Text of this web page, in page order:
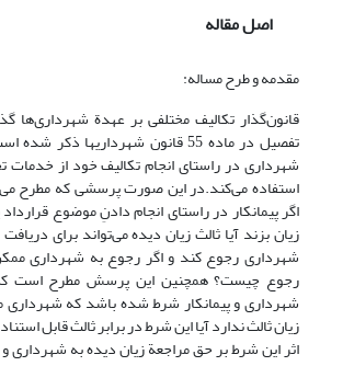
اصل مقاله
مقدمه و طرح مساله:
قانون‌گذار تکالیف مختلفی بر عهدة شهرداری‌ها
تفصیل در ماده 55 قانون شهرداریها
شهرداری در راستای انجام تکالیف خود از خدمات
استفاده می‌کند.در این صورت پرسشی که مطرح
اگر پیمانکار در راستای انجام دادنِ موضوع قرارداد
زیان بزند آیا ثالث زیان دیده می‌تواند برای
شهرداری رجوع کند و اگر رجوع به شهرداری
رجوع چیست؟ همچنین این پرسش مطرح است که
شهرداری و پیمانکار شرط شده باشد که شهرداری
زیان ثالث ندارد آیا این شرط در برابر ثالث قابل
اثر این شرط بر حق مراجعة زیان دیده به شهرداری